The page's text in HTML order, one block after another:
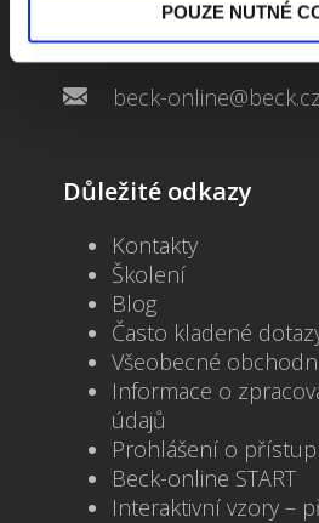
POUZE NUTNÉ
+420 733 661 882
beck-online@beck.cz
Důležité odkazy
Kontakty
Školení
Blog
Často kladené
Všeobecné
Informace o
údajů
Prohlášení o
Beck-online START
Interaktivní vzory –